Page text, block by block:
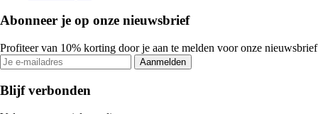
Abonneer je op onze nieuwsbrief
Profiteer van 10% korting door je aan te melden voor onze nieuwsbrief
Aanmelden
Blijf verbonden